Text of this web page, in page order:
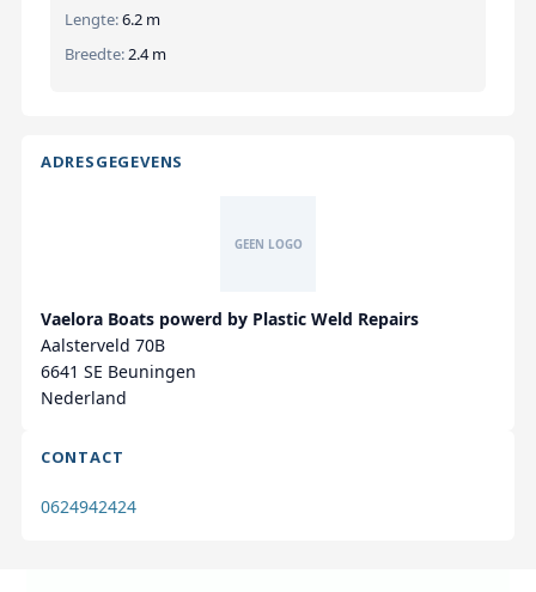
Lengte:6.2 m
Breedte:2.4 m
ADRESGEGEVENS
Vaelora Boats powerd by Plastic Weld Repairs
Aalsterveld 70B
6641 SE Beuningen
Nederland
CONTACT
0624942424